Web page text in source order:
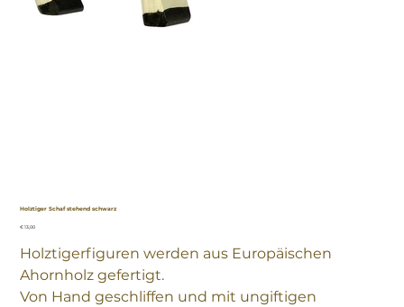
Holztiger Schaf stehend schwarz
Preis
€ 13,00
Holztigerfiguren werden aus Europäischen
Ahornholz gefertigt.
Von Hand geschliffen und mit ungiftigen